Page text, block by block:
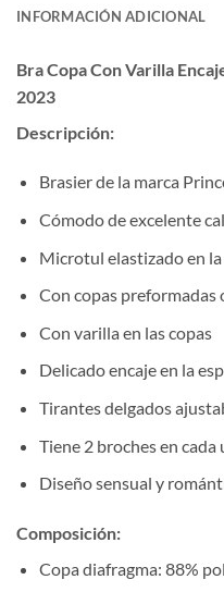
INFORMACIÓN ADICIONAL
Bra Copa Con Varilla
2023
Descripción:
Brasier de la marca
Cómodo de excelente
Microtul elastizado en la
Con copas preformadas
Con varilla en las copas
Delicado encaje en la
Tirantes delgados
Tiene 2 broches en
Diseño sensual y
Composición:
Copa diafragma: 88%